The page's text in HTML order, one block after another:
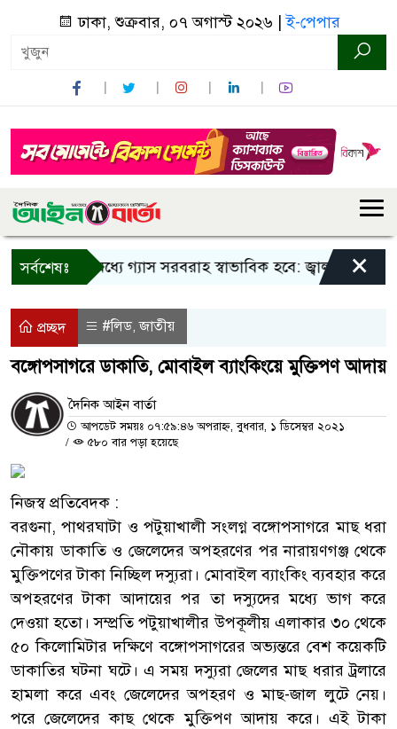
ঢাকা, শুক্রবার, ০৭ অগাস্ট ২০২৬ |ই-পেপার
সর্বশেষঃ
তিন দিনের মধ্যে গ্যাস সরবরাহ স্বাভাবিক হবে: জ্বালানি মন্ত্রী×
প্রচ্ছদ #লিড,জাতীয়
বঙ্গোপসাগরে ডাকাতি, মোবাইল ব্যাংকিংয়ে মুক্তিপণ আদায়
দৈনিক আইন বার্তা
আপডেট সময়ঃ ০৭:৫৯:৪৬ অপরাহ্ন, বুধবার, ১ ডিসেম্বর ২০২১
/
৫৮০ বার পড়া হয়েছে
নিজস্ব প্রতিবেদক :
বরগুনা, পাথরঘাটা ও পটুয়াখালী সংলগ্ন বঙ্গোপসাগরে মাছ ধরা
নৌকায় ডাকাতি ও জেলেদের অপহরণের পর নারায়ণগঞ্জ থেকে
মুক্তিপণের টাকা নিচ্ছিল দস্যুরা। মোবাইল ব্যাংকিং ব্যবহার করে
অপহরণের টাকা আদায়ের পর তা দস্যুদের মধ্যে ভাগ করে
দেওয়া হতো। সম্প্রতি পটুয়াখালীর উপকূলীয় এলাকার ৩০ থেকে
৫০ কিলোমিটার দক্ষিণে বঙ্গোপসাগরের অভ্যন্তরে বেশ কয়েকটি
ডাকাতির ঘটনা ঘটে। এ সময় দস্যুরা জেলের মাছ ধরার ট্রলারে
হামলা করে এবং জেলেদের অপহরণ ও মাছ-জাল লুটে নেয়।
পরে জেলেদের কাছ থেকে মুক্তিপণ আদায় করে। এই টাকা